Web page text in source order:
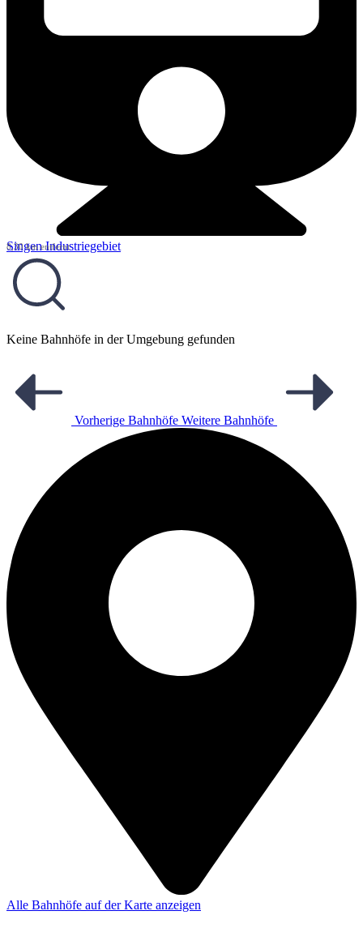
Singen Industriegebiet
8,30 km entfernt
Keine Bahnhöfe in der Umgebung gefunden
Vorherige Bahnhöfe Weitere Bahnhöfe
Alle Bahnhöfe auf der Karte anzeigen